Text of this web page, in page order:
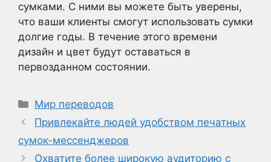
сумками. С ними вы можете быть уверены,
что ваши клиенты смогут использовать сумки
долгие годы. В течение этого времени
дизайн и цвет будут оставаться в
первозданном состоянии.
Рубрики
Мир переводов
Привлекайте людей удобством печатных
сумок-мессенджеров
Охватите более широкую аудиторию с